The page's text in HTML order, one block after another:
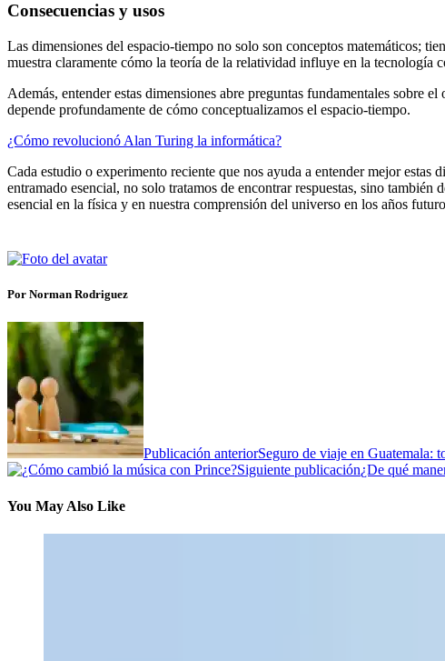
Consecuencias y usos
Las dimensiones del espacio-tiempo no solo son conceptos matemáticos;
muestra claramente cómo la teoría de la relatividad influye en la tecnología
Además, entender estas dimensiones abre preguntas fundamentales sobre
depende profundamente de cómo conceptualizamos el espacio-tiempo.
¿Cómo revolucionó Alan Turing la informática?
Cada estudio o experimento reciente que nos ayuda a entender mejor
entramado esencial, no solo tratamos de encontrar respuestas, sino
esencial en la física y en nuestra comprensión del universo en los años
Por Norman Rodriguez
Publicación anteriorSeguro de viaje en Guatemala:
Siguiente publicación¿De qué
You May Also Like